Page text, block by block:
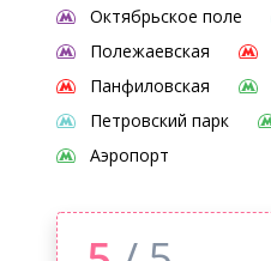
Октябрьское поле
Полежаевская
Панфиловская
Петровский парк
Аэропорт